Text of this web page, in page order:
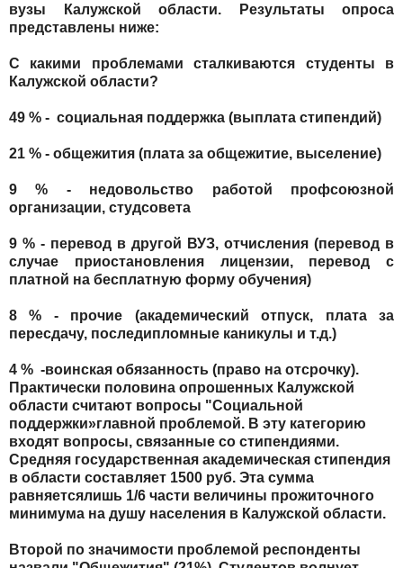
вузы Калужской области. Результаты опроса
представлены ниже:
С какими проблемами сталкиваются студенты в
Калужской области?
49 % - социальная поддержка (выплата стипендий)
21 % - общежития (плата за общежитие, выселение)
9 % - недовольство работой профсоюзной
организации, студсовета
9 % - перевод в другой ВУЗ, отчисления (перевод в
случае приостановления лицензии, перевод с
платной на бесплатную форму обучения)
8 % - прочие (академический отпуск, плата за
пересдачу, последипломные каникулы и т.д.)
4 % -воинская обязанность (право на отсрочку).
Практически половина опрошенных Калужской
области считают вопросы "Социальной
поддержки»главной проблемой. В эту категорию
входят вопросы, связанные со стипендиями.
Средняя государственная академическая стипендия
в области составляет 1500 руб. Эта сумма
равняетсялишь 1/6 части величины прожиточного
минимума на душу населения в Калужской области.
Второй по значимости проблемой респонденты